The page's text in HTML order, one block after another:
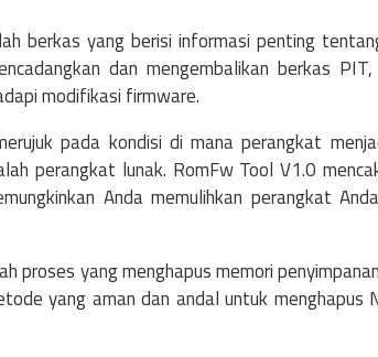
berkas yang berisi informasi penting
dan mengembalikan berkas
modifikasi firmware.
pada kondisi di mana perangkat
perangkat lunak. RomFw Tool V1.0
Anda memulihkan perangkat
proses yang menghapus memori
yang aman dan andal untuk menghapus